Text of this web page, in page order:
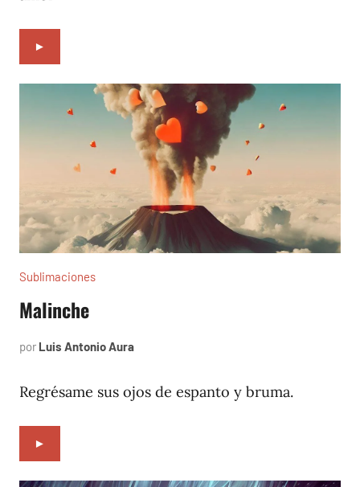
►
Sublimaciones
Malinche
por Luis Antonio Aura
2022
Regrésame sus ojos de espanto y bruma.
►